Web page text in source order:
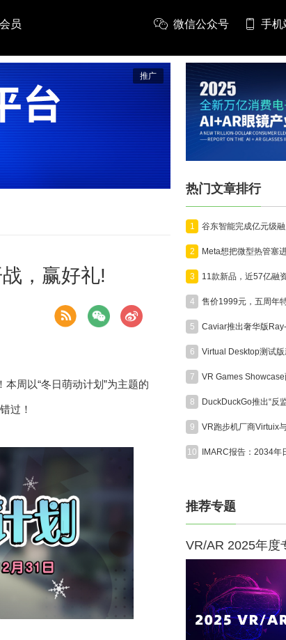
员 微信公众号 手机
推广
，赢好礼!
周以“冬日萌动计划”为主题的
过！
热门文章排行
1
2
3
4
5
6
7
8
9
10
推荐专题
VR/AR 2025年度